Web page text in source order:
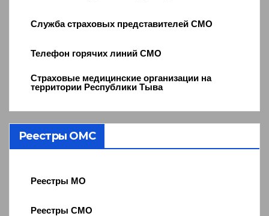
Служба страховых представителей СМО
Телефон горячих линий СМО
Страховые медицинские организации на
территории Республики Тыва
Реестры ОМС
Реестры МО
Реестры СМО